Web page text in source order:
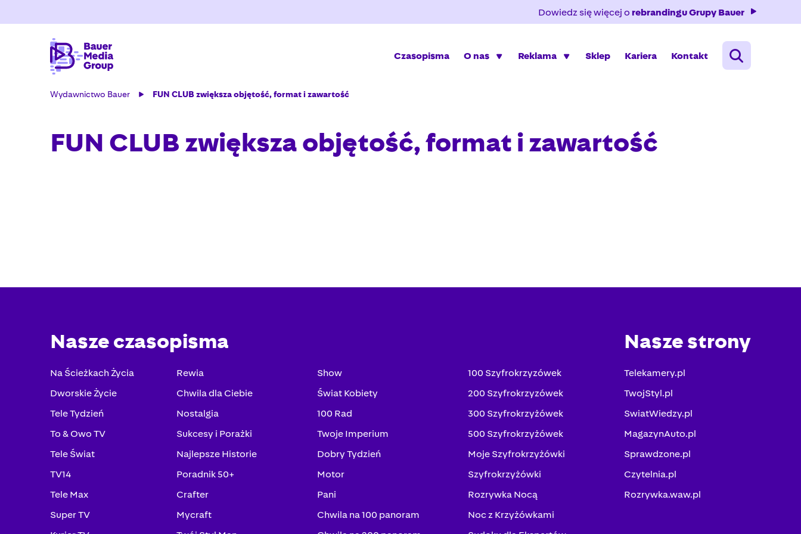
Dowiedz się więcej o rebrandingu Grupy Bauer
Czasopisma O nas Reklama Sklep Kariera Kontakt
Wydawnictwo Bauer FUN CLUB zwiększa objętość, format i zawartość
FUN CLUB zwiększa objętość, format i zawartość
Nasze czasopisma
Na Ścieżkach Życia
Dworskie Życie
Tele Tydzień
To & Owo TV
Tele Świat
TV14
Tele Max
Super TV
Rewia
Chwila dla Ciebie
Nostalgia
Sukcesy i Porażki
Najlepsze Historie
Poradnik 50+
Crafter
Mycraft
Show
Świat Kobiety
100 Rad
Twoje Imperium
Dobry Tydzień
Motor
Pani
Chwila na 100 panoram
100 Szyfrokrzyzówek
200 Szyfrokrzyzówek
300 Szyfrokrzyżówek
500 Szyfrokrzyżówek
Moje Szyfrokrzyżówki
Szyfrokrzyżówki
Rozrywka Nocą
Noc z Krzyżówkami
Nasze strony
Telekamery.pl
TwojStyl.pl
SwiatWiedzy.pl
MagazynAuto.pl
Sprawdzone.pl
Czytelnia.pl
Rozrywka.waw.pl